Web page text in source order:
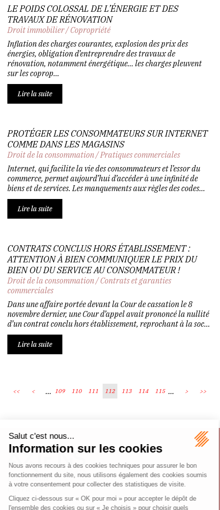
LE POIDS COLOSSAL DE L’ÉNERGIE ET DES
TRAVAUX DE RÉNOVATION
Droit immobilier/Copropriété
Inflation des charges courantes, explosion des prix des
énergies, obligation d’entreprendre des travaux de
rénovation, notamment énergétique… les charges pleuvent
sur les coprop...
Lire la suite
PROTÉGER LES CONSOMMATEURS SUR INTERNET
COMME DANS LES MAGASINS
Droit de la consommation/Pratiques commerciales
Internet, qui facilite la vie des consommateurs et l’essor du
commerce, permet aujourd’hui d’accéder à une infinité de
biens et de services. Les manquements aux règles des codes...
Lire la suite
CONTRATS CONCLUS HORS ÉTABLISSEMENT :
ATTENTION À BIEN COMMUNIQUER LE PRIX DU
BIEN OU DU SERVICE AU CONSOMMATEUR !
Droit de la consommation/Contrats et garanties
commerciales
Dans une affaire portée devant la Cour de cassation le 8
novembre dernier, une Cour d’appel avait prononcé la nullité
d’un contrat conclu hors établissement, reprochant à la soc...
Lire la suite
<< < ... 109 110 111 112 113 114 115 ... > >>
Écosystème
Carrières
Honoraires